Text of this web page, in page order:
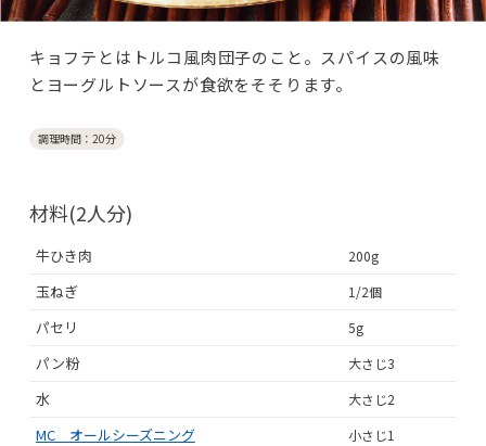
キョフテとはトルコ風肉団子のこと。スパイスの風味
とヨーグルトソースが食欲をそそります。
調理時間：20分
材料(2人分)
牛ひき肉 200g
玉ねぎ 1/2個
パセリ 5g
パン粉 大さじ3
水 大さじ2
MC オールシーズニング 小さじ1